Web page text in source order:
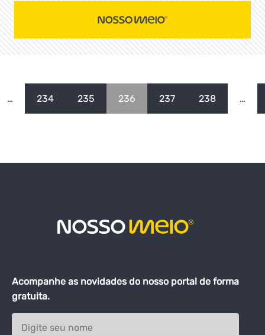
… 234 235 236 237 238 …
Acompanhe as novidades do nosso portal de forma
gratuita.